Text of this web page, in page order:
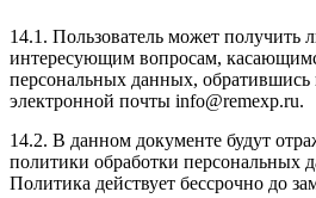
14.1. Пользователь может получить
интересующим вопросам,
персональных данных,
электронной почты info@remexp.ru.
14.2. В данном документе будут
политики обработки персональных
Политика действует бессрочно до